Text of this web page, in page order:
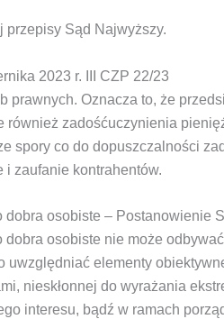
przepisy Sąd Najwyższy.
2023 r. III CZP 22/23
prawnych. Oznacza to, że
zadośćuczynienia
spory co do dopuszczalności
i zaufanie kontrahentów.
dobra osobiste – Postanowienie
osobiste nie może
elementy
nieskłonnej do wyrażania
interesu, bądź w ramach